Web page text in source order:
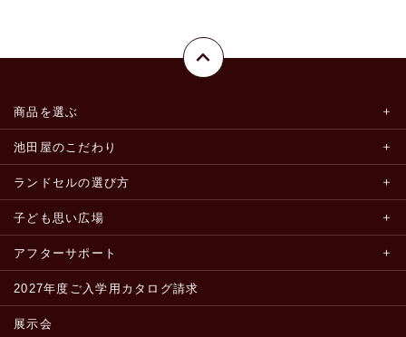
商品を選ぶ
池田屋のこだわり
ランドセルの選び方
子ども思い広場
アフターサポート
2027年度ご入学用カタログ請求
展示会